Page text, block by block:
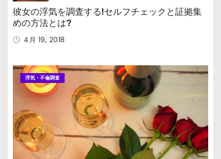
彼女の浮気を調査する!セルフチェックと証拠集
めの方法とは?
4月 19, 2018
浮気・不倫調査